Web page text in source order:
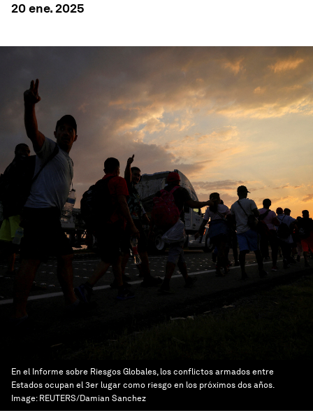
20 ene. 2025
En el Informe sobre Riesgos Globales, los conflictos armados entre
Estados ocupan el 3er lugar como riesgo en los próximos dos años.
Image: REUTERS/Damian Sanchez